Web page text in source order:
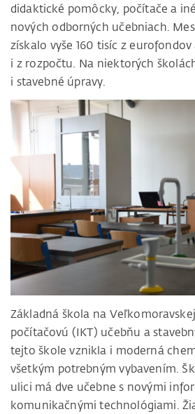
didaktické pomôcky, počítače a
nových odborných učebniach.
získalo vyše 160 tisíc z eurofondov
i z rozpočtu. Na niektorých
i stavebné úpravy.
Základná škola na
počítačovú (IKT) učebňu a
tejto škole vznikla i moderná
všetkým potrebným vybavením.
ulici má dve učebne s novými
komunikačnými technológiami.